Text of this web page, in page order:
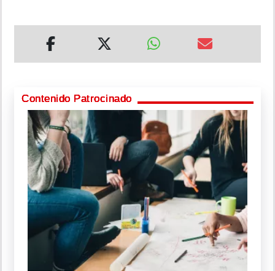
Contenido Patrocinado